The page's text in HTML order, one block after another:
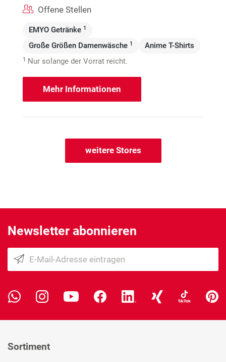
Offene Stellen
EMYO Getränke 1
Große Größen Damenwäsche 1 Anime T-Shirts
1 Nur solange der Vorrat reicht.
Mehr Informationen
weitere Stores
Newsletter abonnieren
Sortiment